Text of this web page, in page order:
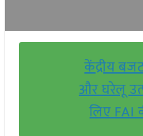
केंद्रीय
और घरेलू
लिए FAI